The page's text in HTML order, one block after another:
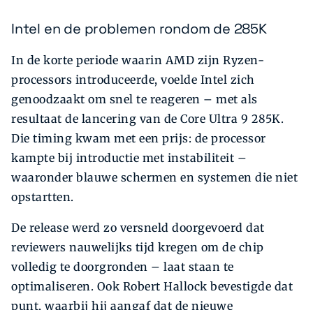
Intel en de problemen rondom de 285K
In de korte periode waarin AMD zijn Ryzen-
processors introduceerde, voelde Intel zich
genoodzaakt om snel te reageren – met als
resultaat de lancering van de Core Ultra 9 285K.
Die timing kwam met een prijs: de processor
kampte bij introductie met instabiliteit –
waaronder blauwe schermen en systemen die niet
opstartten.
De release werd zo versneld doorgevoerd dat
reviewers nauwelijks tijd kregen om de chip
volledig te doorgronden – laat staan te
optimaliseren. Ook Robert Hallock bevestigde dat
punt, waarbij hij aangaf dat de nieuwe